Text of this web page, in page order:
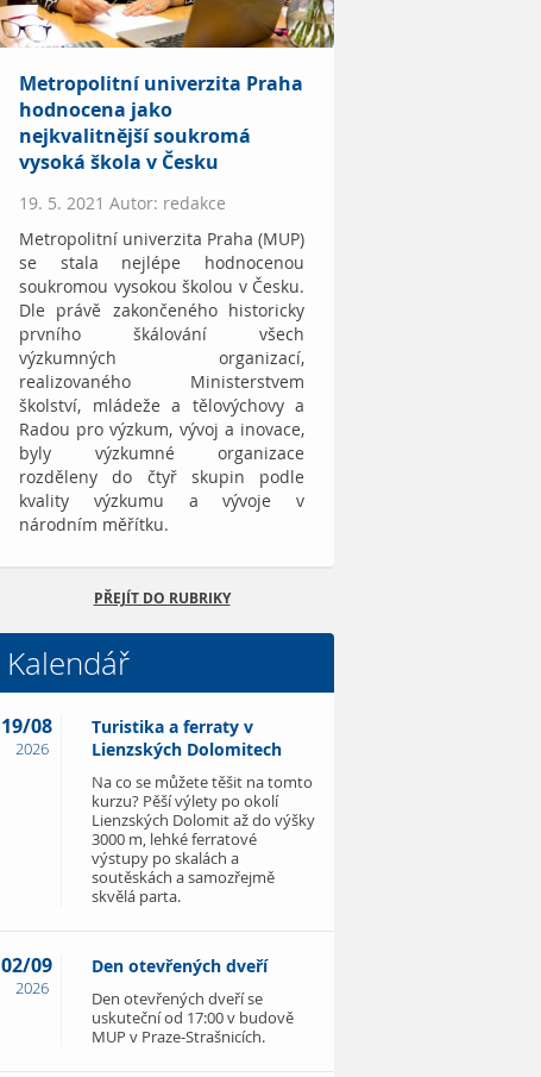
Metropolitní univerzita Praha
hodnocena jako
nejkvalitnější soukromá
vysoká škola v Česku
19. 5. 2021 Autor: redakce
Metropolitní univerzita Praha (MUP)
se stala nejlépe hodnocenou
soukromou vysokou školou v Česku.
Dle právě zakončeného historicky
prvního škálování všech
výzkumných organizací,
realizovaného Ministerstvem
školství, mládeže a tělovýchovy a
Radou pro výzkum, vývoj a inovace,
byly výzkumné organizace
rozděleny do čtyř skupin podle
kvality výzkumu a vývoje v
národním měřítku.
PŘEJÍT DO RUBRIKY
Kalendář
19/08
2026
Turistika a ferraty v
Lienzských Dolomitech
Na co se můžete těšit na tomto
kurzu? Pěší výlety po okolí
Lienzských Dolomit až do výšky
3000 m, lehké ferratové
výstupy po skalách a
soutěskách a samozřejmě
skvělá parta.
02/09
2026
Den otevřených dveří
Den otevřených dveří se
uskuteční od 17:00 v budově
MUP v Praze-Strašnicích.